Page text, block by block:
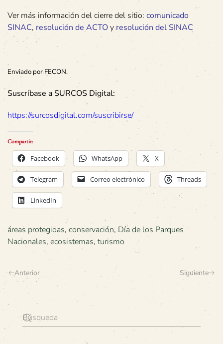
Ver más información del cierre del sitio: comunicado
SINAC, resolución de ACTOy resolución del SINAC
Enviado por FECON.
Suscríbase a SURCOS Digital:
https://surcosdigital.com/suscribirse/
Compartir:
Facebook WhatsApp X
Telegram Correo electrónico Threads
LinkedIn
áreas protegidas, conservación, Día de los Parques
Nacionales, ecosistemas, turismo
Anterior Siguiente